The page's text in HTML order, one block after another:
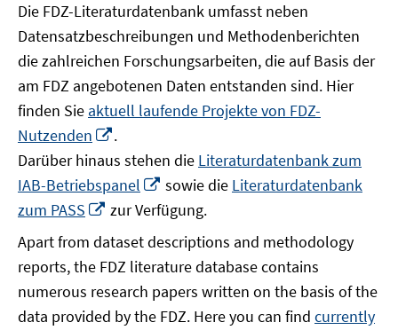
Die FDZ-Literaturdatenbank umfasst neben
Datensatzbeschreibungen und Methodenberichten
die zahlreichen Forschungsarbeiten, die auf Basis der
am FDZ angebotenen Daten entstanden sind. Hier
finden Sie aktuell laufende Projekte von FDZ-
Nutzenden
neuem
Fenster
öffnen
.
Darüber hinaus stehen die Literaturdatenbank zum
IAB-Betriebspanel
In
neuem
Fenster
öffnen
sowie die Literaturdatenbank
zum PASS
In
Fenster
öffnen
zur Verfügung.
Apart from dataset descriptions and methodology
reports, the FDZ literature database contains
numerous research papers written on the basis of the
data provided by the FDZ. Here you can find currently